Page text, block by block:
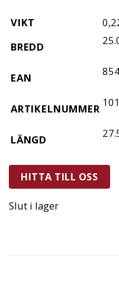
VIKT
BREDD
EAN
ARTIKELNUMMER
LÄNGD
HITTA TILL OSS
Slut i lager